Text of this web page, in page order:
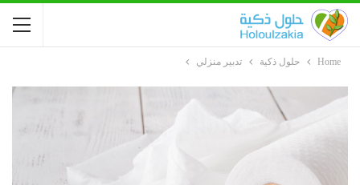
Home حلول ذكية تدبير منزلي